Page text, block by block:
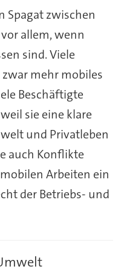
Spagat zwischen
allem, wenn
sind. Viele
mehr mobiles
Beschäftigte
sie eine klare
und Privatleben
auch Konflikte
Arbeiten ein
der Betriebs- und